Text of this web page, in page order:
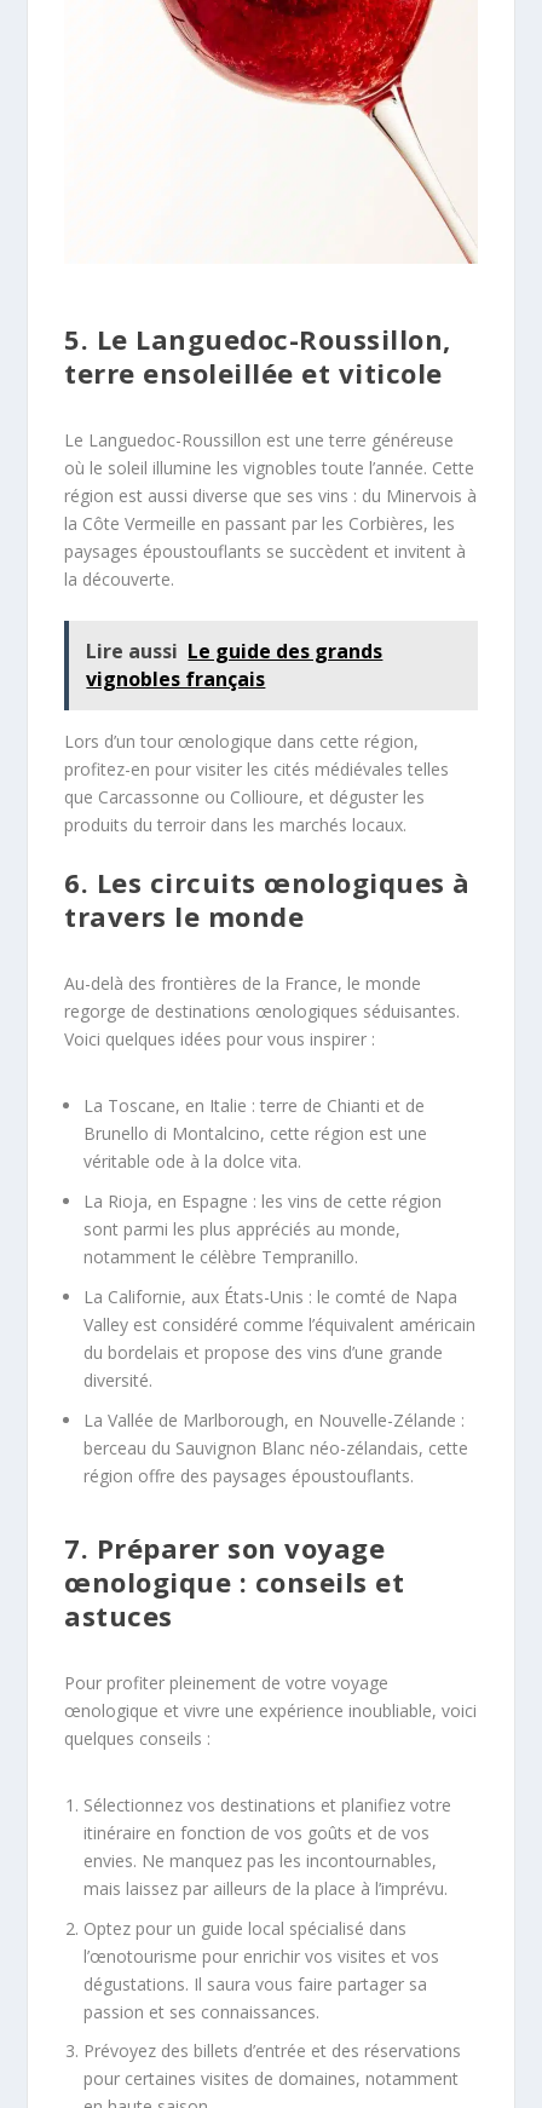
5. Le Languedoc-Roussillon,
terre ensoleillée et viticole
Le Languedoc-Roussillon est une terre généreuse
où le soleil illumine les vignobles toute l’année. Cette
région est aussi diverse que ses vins : du Minervois à
la Côte Vermeille en passant par les Corbières, les
paysages époustouflants se succèdent et invitent à
la découverte.
Lire aussi Le guide des grands
vignobles français
Lors d’un tour œnologique dans cette région,
profitez-en pour visiter les cités médiévales telles
que Carcassonne ou Collioure, et déguster les
produits du terroir dans les marchés locaux.
6. Les circuits œnologiques à
travers le monde
Au-delà des frontières de la France, le monde
regorge de destinations œnologiques séduisantes.
Voici quelques idées pour vous inspirer :
La Toscane, en Italie : terre de Chianti et de
Brunello di Montalcino, cette région est une
véritable ode à la dolce vita.
La Rioja, en Espagne : les vins de cette région
sont parmi les plus appréciés au monde,
notamment le célèbre Tempranillo.
La Californie, aux États-Unis : le comté de Napa
Valley est considéré comme l’équivalent américain
du bordelais et propose des vins d’une grande
diversité.
La Vallée de Marlborough, en Nouvelle-Zélande :
berceau du Sauvignon Blanc néo-zélandais, cette
région offre des paysages époustouflants.
7. Préparer son voyage
œnologique : conseils et
astuces
Pour profiter pleinement de votre voyage
œnologique et vivre une expérience inoubliable, voici
quelques conseils :
Sélectionnez vos destinations et planifiez votre
itinéraire en fonction de vos goûts et de vos
envies. Ne manquez pas les incontournables,
mais laissez par ailleurs de la place à l’imprévu.
Optez pour un guide local spécialisé dans
l’œnotourisme pour enrichir vos visites et vos
dégustations. Il saura vous faire partager sa
passion et ses connaissances.
Prévoyez des billets d’entrée et des réservations
pour certaines visites de domaines, notamment